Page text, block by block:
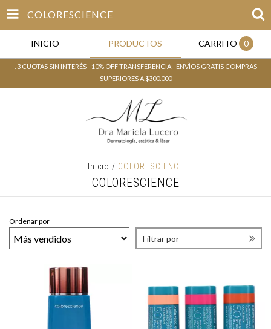
COLORESCIENCE
INICIO PRODUCTOS CARRITO 0
. 3 CUOTAS SIN INTERÉS - 10% OFF TRANSFERENCIA - ENVÌOS GRATIS COMPRAS
SUPERIORES A $300.000
Inicio / COLORESCIENCE
COLORESCIENCE
Ordenar por
Filtrar por